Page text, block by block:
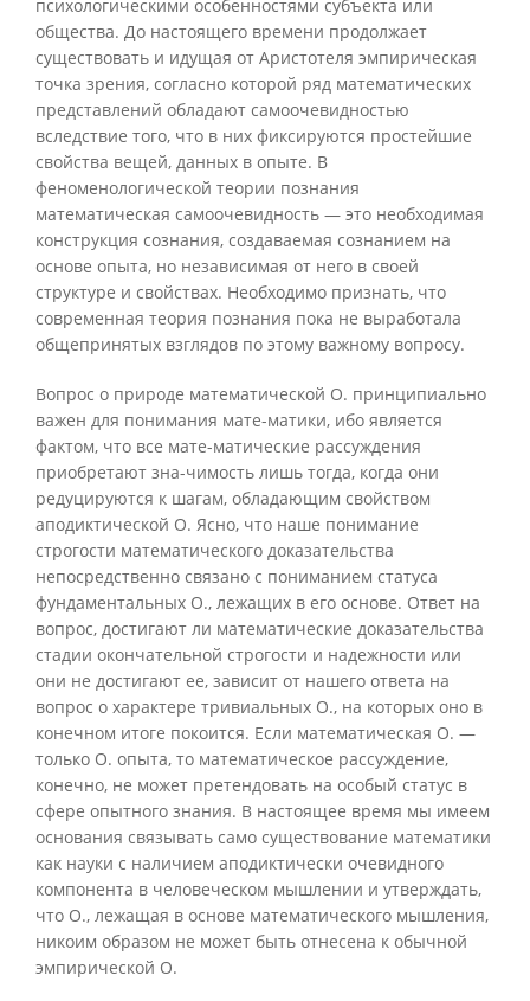
психологическими особенностями субъекта или
общества. До настоящего времени продолжает
существовать и идущая от Аристотеля эмпирическая
точка зрения, согласно которой ряд математических
представлений обладают самоочевидностью
вследствие того, что в них фиксируются простейшие
свойства вещей, данных в опыте. В
феноменологической теории познания
математическая самоочевидность — это необходимая
конструкция сознания, создаваемая сознанием на
основе опыта, но независимая от него в своей
структуре и свойствах. Необходимо признать, что
современная теория познания пока не выработала
общепринятых взглядов по этому важному вопросу.
Вопрос о природе математической О. принципиально
важен для понимания мате-матики, ибо является
фактом, что все мате-матические рассуждения
приобретают зна-чимость лишь тогда, когда они
редуцируются к шагам, обладающим свойством
аподиктической О. Ясно, что наше понимание
строгости математического доказательства
непосредственно связано с пониманием статуса
фундаментальных О., лежащих в его основе. Ответ на
вопрос, достигают ли математические доказательства
стадии окончательной строгости и надежности или
они не достигают ее, зависит от нашего ответа на
вопрос о характере тривиальных О., на которых оно в
конечном итоге покоится. Если математическая О. —
только О. опыта, то математическое рассуждение,
конечно, не может претендовать на особый статус в
сфере опытного знания. В настоящее время мы имеем
основания связывать само существование математики
как науки с наличием аподиктически очевидного
компонента в человеческом мышлении и утверждать,
что О., лежащая в основе математического мышления,
никоим образом не может быть отнесена к обычной
эмпирической О.